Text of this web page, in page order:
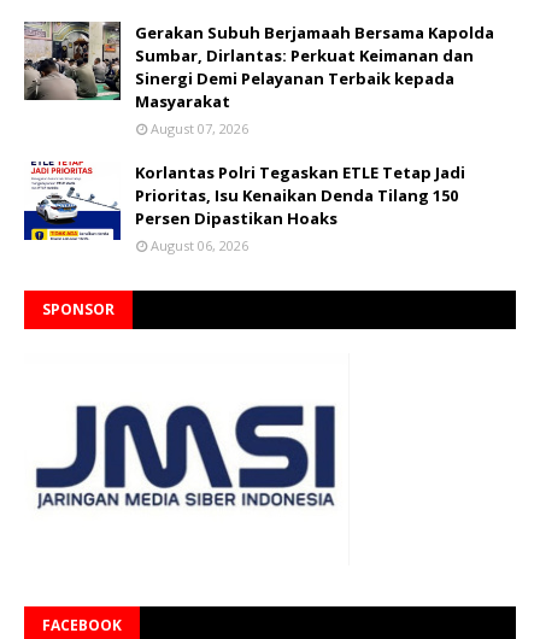
Gerakan Subuh Berjamaah Bersama Kapolda
Sumbar, Dirlantas: Perkuat Keimanan dan
Sinergi Demi Pelayanan Terbaik kepada
Masyarakat
August 07, 2026
Korlantas Polri Tegaskan ETLE Tetap Jadi
Prioritas, Isu Kenaikan Denda Tilang 150
Persen Dipastikan Hoaks
August 06, 2026
SPONSOR
FACEBOOK